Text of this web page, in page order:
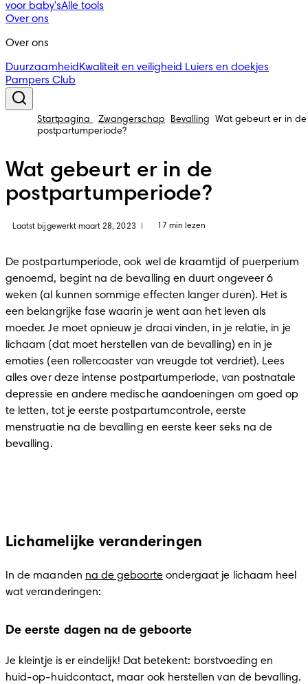
voor baby'sAlle tools
Over ons
Over ons
Duurzaamheid Kwaliteit en veiligheid Luiers en doekjes
Pampers Club
Startpagina Zwangerschap Bevalling
Wat gebeurt er in de
postpartumperiode?
Wat gebeurt er in de
postpartumperiode?
Laatst bijgewerkt maart 28, 2023 17 min lezen
De postpartumperiode, ook wel de kraamtijd of puerperium
genoemd, begint na de bevalling en duurt ongeveer 6
weken (al kunnen sommige effecten langer duren). Het is
een belangrijke fase waarin je went aan het leven als
moeder. Je moet opnieuw je draai vinden, in je relatie, in je
lichaam (dat moet herstellen van de bevalling) en in je
emoties (een rollercoaster van vreugde tot verdriet). Lees
alles over deze intense postpartumperiode, van postnatale
depressie en andere medische aandoeningen om goed op
te letten, tot je eerste postpartumcontrole, eerste
menstruatie na de bevalling en eerste keer seks na de
bevalling.
Lichamelijke veranderingen
In de maanden na de geboorte ondergaat je lichaam heel
wat veranderingen:
De eerste dagen na de geboorte
Je kleintje is er eindelijk! Dat betekent: borstvoeding en
huid-op-huidcontact, maar ook herstellen van de bevalling.